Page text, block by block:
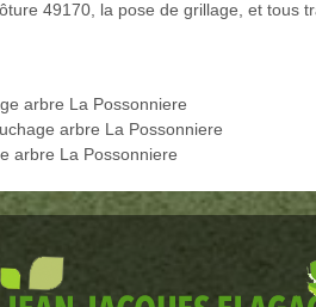
49170, la pose de grillage, et tous
arbre La Possonniere
arbre La Possonniere
arbre La Possonniere